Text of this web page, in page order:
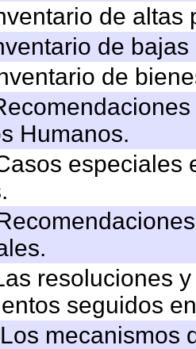
de
de
de
Humanos.
especiales
resoluciones
seguidos
mecanismos